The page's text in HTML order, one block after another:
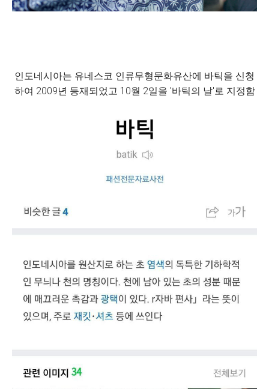
인도네시아는 유네스코 인류무형문화유산에 바틱을 신청
하여 2009년 등재되었고 10월 2일을 '바틱의 날'로 지정함